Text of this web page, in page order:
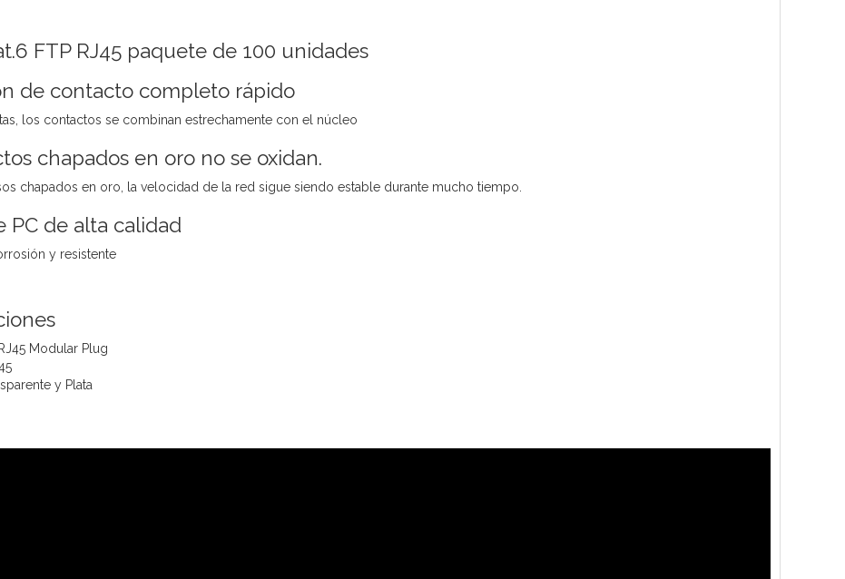
FTP RJ45 paquete de 100 unidades
de contacto completo rápido
los contactos se combinan estrechamente con el núcleo
chapados en oro no se oxidan.
chapados en oro, la velocidad de la red sigue siendo estable durante mucho tiempo.
PC de alta calidad
y resistente
Modular Plug
y Plata